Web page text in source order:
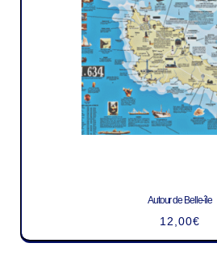
Autour de Belle-île
12,00€